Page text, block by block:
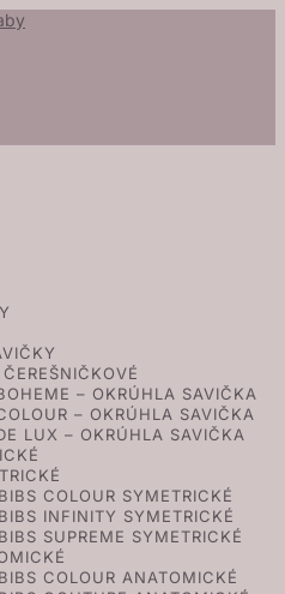
– OKRÚHLA SAVIČKA
– OKRÚHLA SAVIČKA
LUX – OKRÚHLA SAVIČKA
BIBS COLOUR SYMETRICKÉ
BIBS INFINITY SYMETRICKÉ
BIBS SUPREME SYMETRICKÉ
BIBS COLOUR ANATOMICKÉ